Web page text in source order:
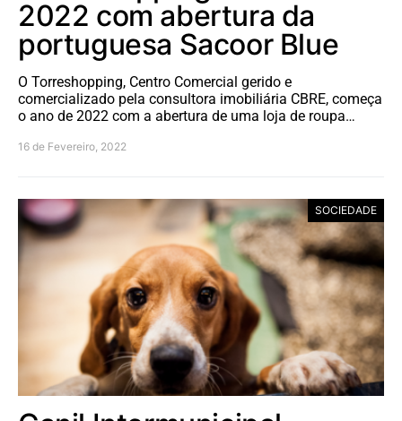
2022 com abertura da
portuguesa Sacoor Blue
O Torreshopping, Centro Comercial gerido e
comercializado pela consultora imobiliária CBRE, começa
o ano de 2022 com a abertura de uma loja de roupa…
16 de Fevereiro, 2022
SOCIEDADE